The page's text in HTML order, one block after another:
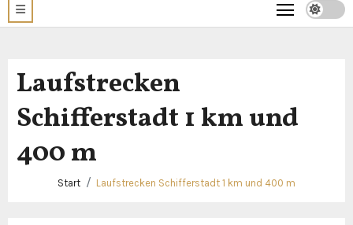
Laufstrecken
Schifferstadt 1 km und
400 m
Start Laufstrecken Schifferstadt 1 km und 400 m